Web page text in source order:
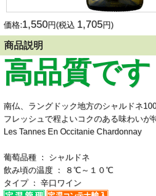
価格:1,550円(税込 1,705円)
商品説明
高品質です
南仏、ラングドック地方のシャルドネ
フレッシュで程よいコクのある味わいが
Les Tannes En Occitanie Chardonnay
葡萄品種 ： シャルドネ
飲み頃の温度 ： ８℃～１０℃
タイプ ： 辛口ワイン